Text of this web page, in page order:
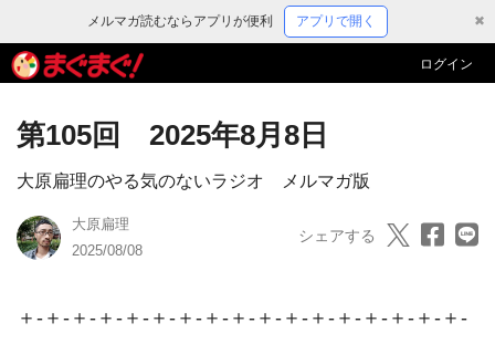
メルマガ読むならアプリが便利 アプリで開く ✖
ログイン
第105回 2025年8月8日
大原扁理のやる気のないラジオ メルマガ版
大原扁理
2025/08/08
シェアする
＋-＋-＋-＋-＋-＋-＋-＋-＋-＋-＋-＋-＋-＋-＋-＋-＋-